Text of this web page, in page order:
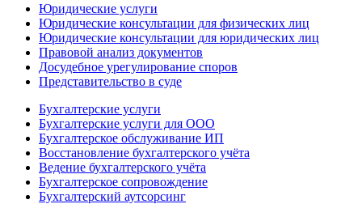
Юридические услуги
Юридические консультации для физических лиц
Юридические консультации для юридических лиц
Правовой анализ документов
Досудебное урегулирование споров
Представительство в суде
Бухгалтерские услуги
Бухгалтерские услуги для ООО
Бухгалтерское обслуживание ИП
Восстановление бухгалтерского учёта
Ведение бухгалтерского учёта
Бухгалтерское сопровождение
Бухгалтерский аутсорсинг